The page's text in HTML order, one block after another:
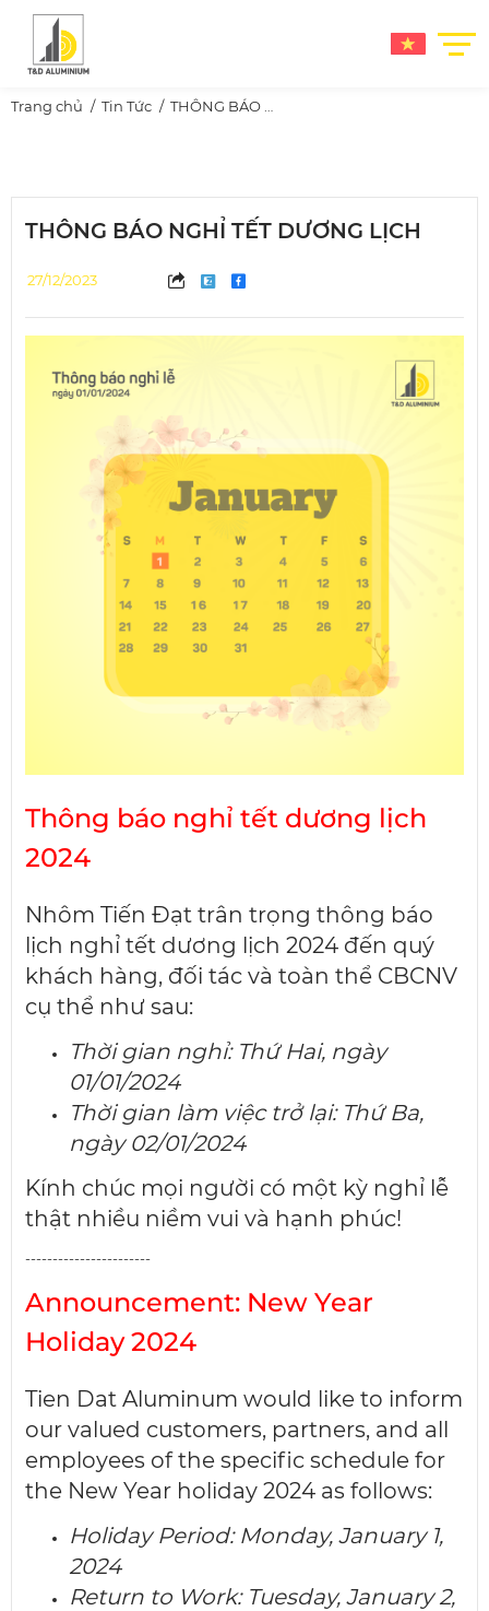
Trang chủ Tin Tức THÔNG BÁO NGHỈ TẾT DƯƠNG LỊCH
THÔNG BÁO NGHỈ TẾT DƯƠNG LỊCH
27/12/2023
Thông báo nghỉ tết dương lịch
2024
Nhôm Tiến Đạt trân trọng thông báo
lịch nghỉ tết dương lịch 2024 đến quý
khách hàng, đối tác và toàn thể CBCNV
cụ thể như sau:
Thời gian nghỉ: Thứ Hai, ngày
01/01/2024
Thời gian làm việc trở lại: Thứ Ba,
ngày 02/01/2024
Kính chúc mọi người có một kỳ nghỉ lễ
thật nhiều niềm vui và hạnh phúc!
-----------------------
Announcement: New Year
Holiday 2024
Tien Dat Aluminum would like to inform
our valued customers, partners, and all
employees of the specific schedule for
the New Year holiday 2024 as follows:
Holiday Period: Monday, January 1,
2024
Return to Work: Tuesday, January 2,